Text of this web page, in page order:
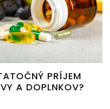
PRÍJEM
A DOPLNKOV?